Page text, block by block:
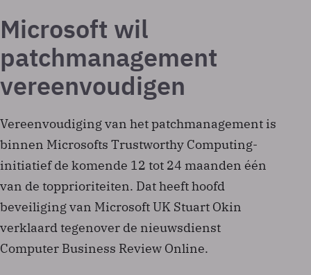
Microsoft wil
patchmanagement
vereenvoudigen
Vereenvoudiging van het patchmanagement is
binnen Microsofts Trustworthy Computing-
initiatief de komende 12 tot 24 maanden één
van de topprioriteiten. Dat heeft hoofd
beveiliging van Microsoft UK Stuart Okin
verklaard tegenover de nieuwsdienst
Computer Business Review Online.